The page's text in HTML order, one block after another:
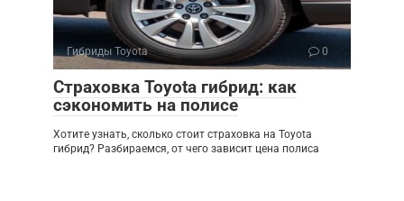
Гибриды Toyota 0
Страховка Toyota гибрид: как
сэкономить на полисе
Хотите узнать, сколько стоит страховка на Toyota
гибрид? Разбираемся, от чего зависит цена полиса